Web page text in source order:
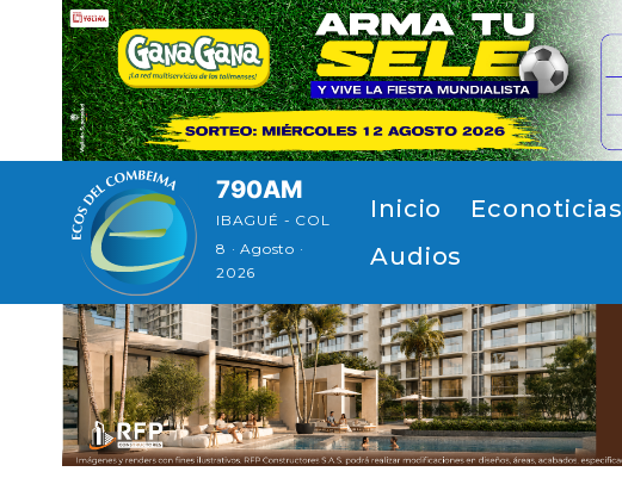
Pasar al contenido principal
790AM
IBAGUÉ - COL
8 · Agosto ·
2026
Inicio Econoticias
Audios